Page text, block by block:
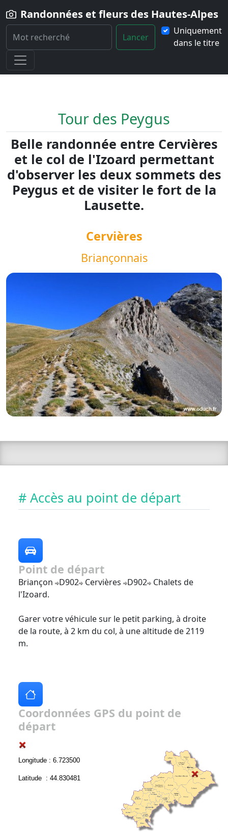
Randonnées et fleurs des Hautes-Alpes
Lancer
Uniquement
dans le titre
Home
Randonnée Tour-des-Peygus
Tour des Peygus
Belle randonnée entre Cervières
et le col de l'Izoard permettant
d'observer les deux sommets des
Peygus et de visiter le fort de la
Lausette.
Cervières
Briançonnais
# Accès au point de départ
Point de départ
Briançon D902 Cervières D902 Chalets de
l'Izoard.
Garer votre véhicule sur le petit parking, à droite
de la route, à 2 km du col, à une altitude de 2119
m.
Coordonnées GPS du point de
départ
Longitude : 6.723500
Latitude : 44.830481